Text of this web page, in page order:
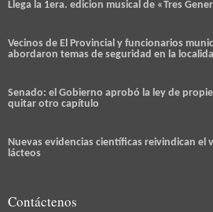
Llega la 1era. edicion musical de «Tres
Vecinos de El Provincial y funcionarios
abordaron temas de seguridad en la
Senado: el Gobierno aprobó la ley de
quitar otro capítulo
Nuevas evidencias científicas reivindican el
lácteos
Contáctenos